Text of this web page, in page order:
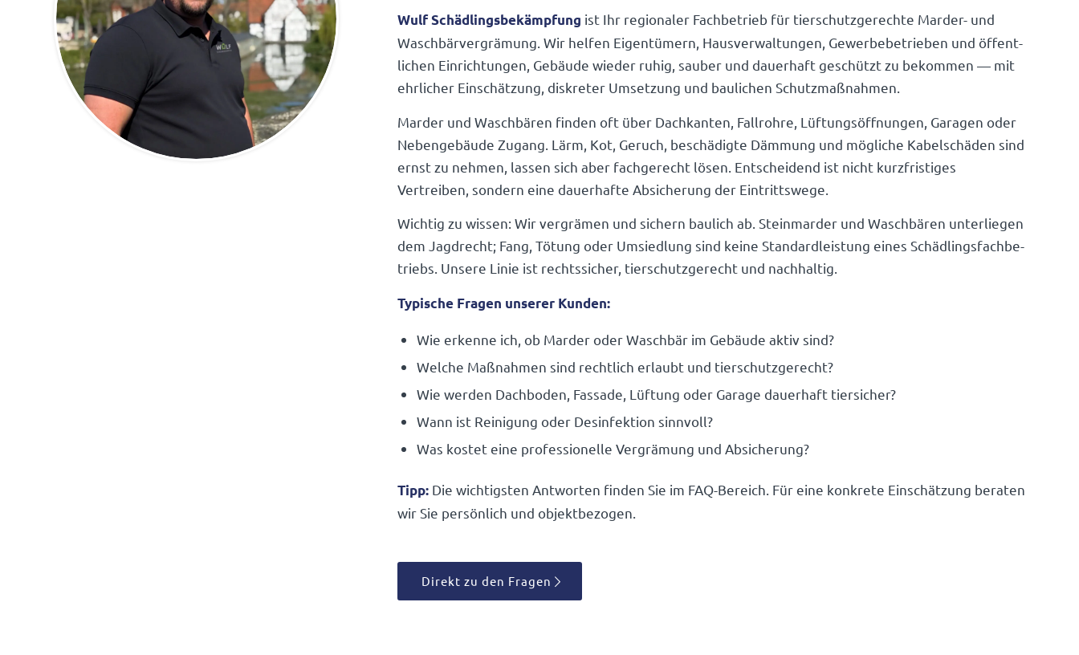
Wulf Schäd­lings­be­kämp­fung ist Ihr regio­naler Fach­be­trieb für tier­schutz­ge­rechte Marder- und
Wasch­bär­ver­grä­mung. Wir helfen Eigen­tü­mern, Haus­ver­wal­tungen, Gewer­be­be­trieben und öffent­
li­chen Einrich­tungen, Gebäude wieder ruhig, sauber und dauer­haft geschützt zu bekommen — mit
ehrli­cher Einschät­zung, diskreter Umset­zung und bauli­chen Schutzmaßnahmen.
Marder und Wasch­bären finden oft über Dach­kanten, Fall­rohre, Lüftungs­öff­nungen, Garagen oder
Neben­ge­bäude Zugang. Lärm, Kot, Geruch, beschä­digte Dämmung und mögliche Kabel­schäden sind
ernst zu nehmen, lassen sich aber fach­ge­recht lösen. Entschei­dend ist nicht kurz­fris­tiges
Vertreiben, sondern eine dauer­hafte Absi­che­rung der Eintrittswege.
Wichtig zu wissen: Wir vergrämen und sichern baulich ab. Stein­marder und Wasch­bären unter­liegen
dem Jagd­recht; Fang, Tötung oder Umsied­lung sind keine Stan­dard­leis­tung eines Schäd­lings­fach­be­
triebs. Unsere Linie ist rechts­si­cher, tier­schutz­ge­recht und nachhaltig.
Typi­sche Fragen unserer Kunden:
Wie erkenne ich, ob Marder oder Waschbär im Gebäude aktiv sind?
Welche Maßnahmen sind recht­lich erlaubt und tierschutzgerecht?
Wie werden Dach­boden, Fassade, Lüftung oder Garage dauer­haft tiersicher?
Wann ist Reini­gung oder Desin­fek­tion sinnvoll?
Was kostet eine profes­sio­nelle Vergrä­mung und Absicherung?
Tipp:Die wich­tigsten Antworten finden Sie im FAQ-Bereich. Für eine konkrete Einschät­zung beraten
wir Sie persön­lich und objektbezogen.
Direkt zu den Fragen